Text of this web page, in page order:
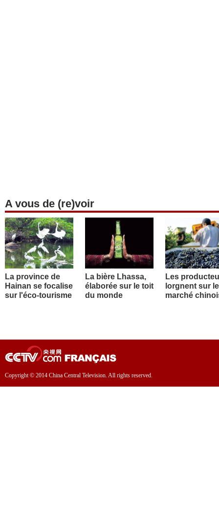
A vous de (re)voir
La province de
Hainan se focalise
sur l'éco-tourisme
La bière Lhassa,
élaborée sur le toit
du monde
Les
lorgnent sur le
marché
Copyright © 2014 China Central Television. All rights reserved.